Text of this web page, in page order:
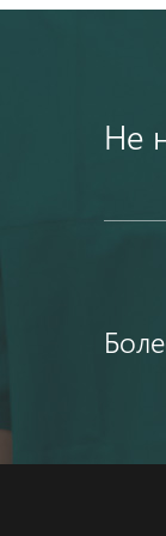
Не